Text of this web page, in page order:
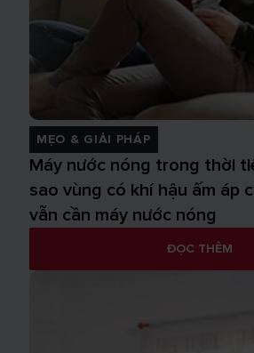
MẸO & GIẢI PHÁP
Máy nước nóng trong thời
sao vùng có khí hậu ấm áp
vẫn cần máy nước nóng
ĐỌC THÊM